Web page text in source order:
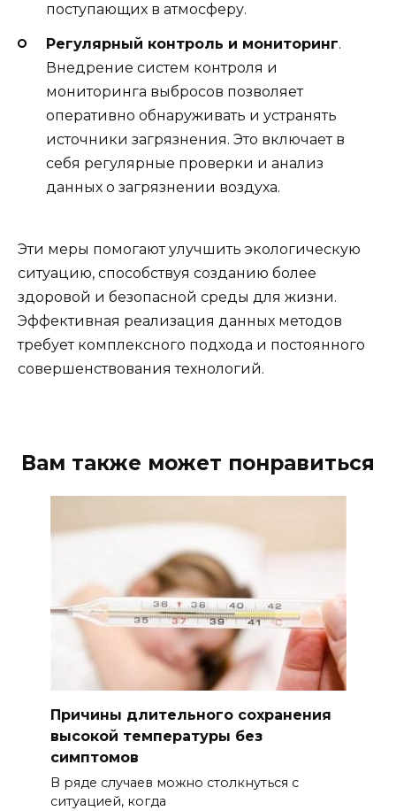
поступающих в атмосферу.
Регулярный контроль и мониторинг.
Внедрение систем контроля и
мониторинга выбросов позволяет
оперативно обнаруживать и устранять
источники загрязнения. Это включает в
себя регулярные проверки и анализ
данных о загрязнении воздуха.
Эти меры помогают улучшить экологическую
ситуацию, способствуя созданию более
здоровой и безопасной среды для жизни.
Эффективная реализация данных методов
требует комплексного подхода и постоянного
совершенствования технологий.
Вам также может понравиться
Причины длительного сохранения
высокой температуры без
симптомов
В ряде случаев можно столкнуться с
ситуацией, когда